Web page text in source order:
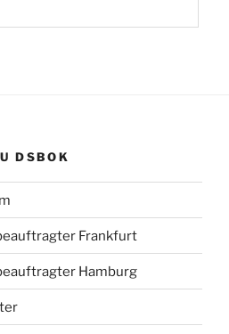
DSBOK
Frankfurt
Hamburg